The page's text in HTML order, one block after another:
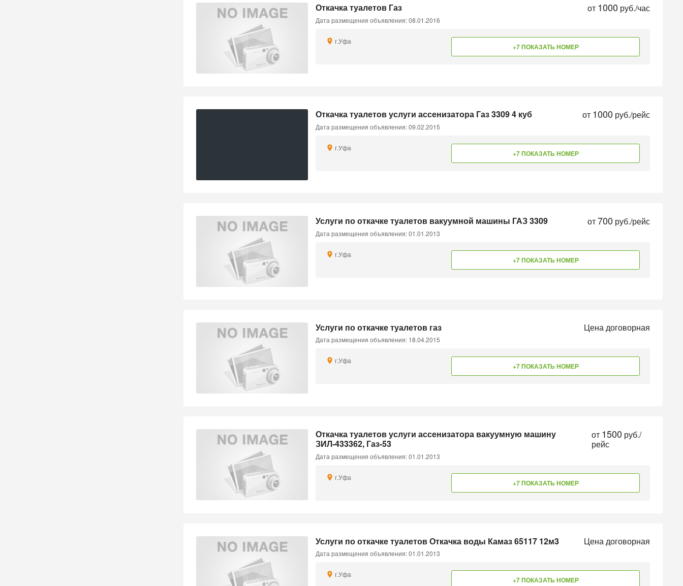
Откачка туалетов Газ от 1000 руб./час
Дата размещения объявления: 08.01.2016
г.Уфа
+7 ПОКАЗАТЬ НОМЕР
Откачка туалетов услуги ассенизатора Газ 3309 4 куб от 1000 руб./рейс
Дата размещения объявления: 09.02.2015
г.Уфа
+7 ПОКАЗАТЬ НОМЕР
Услуги по откачке туалетов вакуумной машины ГАЗ 3309 от700 руб./рейс
Дата размещения объявления: 01.01.2013
г.Уфа
+7 ПОКАЗАТЬ НОМЕР
Услуги по откачке туалетов газ Цена договорная
Дата размещения объявления: 18.04.2015
г.Уфа
+7 ПОКАЗАТЬ НОМЕР
Откачка туалетов услуги ассенизатора вакуумную машину
ЗИЛ-433362, Газ-53
от 1500 руб./
рейс
Дата размещения объявления: 01.01.2013
г.Уфа
+7 ПОКАЗАТЬ НОМЕР
Услуги по откачке туалетов Откачка воды Камаз 65117 12м3 Цена договорная
Дата размещения объявления: 01.01.2013
г.Уфа
+7 ПОКАЗАТЬ НОМЕР